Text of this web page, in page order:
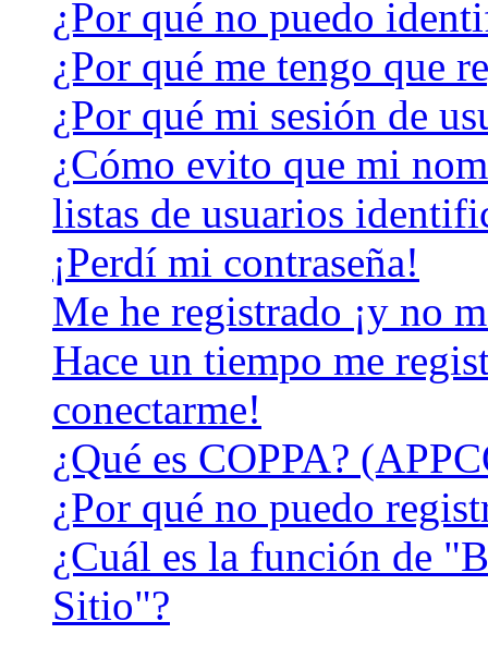
¿Por qué no puedo
¿Por qué me tengo que
¿Por qué mi sesión de
¿Cómo evito que mi
listas de usuarios
¡Perdí mi contraseña!
Me he registrado ¡y no
Hace un tiempo me
conectarme!
¿Qué es COPPA?
¿Por qué no puedo
¿Cuál es la función de
Sitio"?